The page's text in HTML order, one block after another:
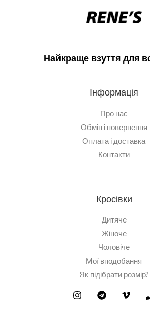
Найкраще взуття для
Інформація
Про нас
Обмін і повернення
Оплата і доставка
Контакти
Кросівки
Дитяче
Жіноче
Чоловіче
Мої вподобання
Як підібрати розмір?